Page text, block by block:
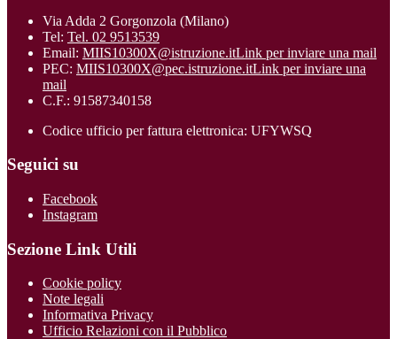
Via Adda 2 Gorgonzola (Milano)
Tel: Tel. 02 9513539
Email: MIIS10300X@istruzione.itLink per inviare una mail
PEC: MIIS10300X@pec.istruzione.itLink per inviare una
mail
C.F.: 91587340158
Codice ufficio per fattura elettronica: UFYWSQ
Seguici su
Facebook
Instagram
Sezione Link Utili
Cookie policy
Note legali
Informativa Privacy
Ufficio Relazioni con il Pubblico